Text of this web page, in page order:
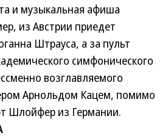
и музыкальная афиша
из Австрии приедет
Штрауса, а за пульт
симфонического
возглавляемого
Арнольдом Кацем, помимо
Шлойфер из Германии.